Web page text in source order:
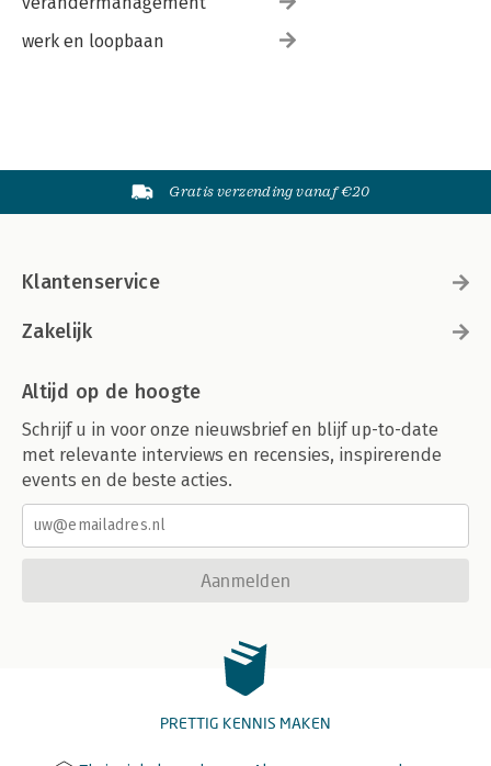
werk en loopbaan
Gratis verzending vanaf €20
Klantenservice
Zakelijk
Altijd op de hoogte
Schrijf u in voor onze nieuwsbrief en blijf up-to-date
met relevante interviews en recensies, inspirerende
events en de beste acties.
Aanmelden
PRETTIG KENNIS MAKEN